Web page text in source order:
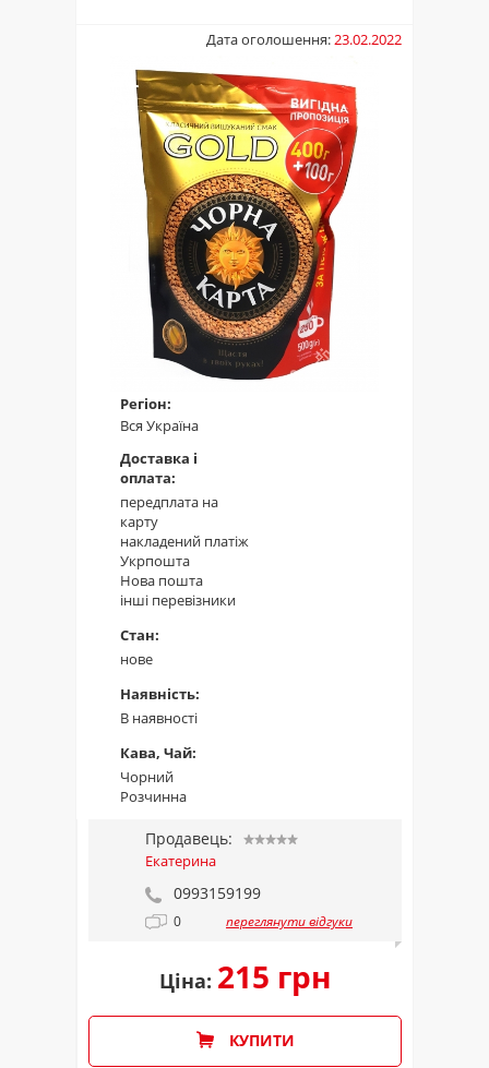
Дата оголошення:23.02.2022
Регіон:
Вся Україна
Доставка і
оплата:
передплата на
карту
накладений платіж
Укрпошта
Нова пошта
інші перевізники
Стан:
нове
Наявність:
В наявності
Кава, Чай:
Чорний
Розчинна
Продавець:
Екатерина
0993159199
0 переглянути відгуки
Ціна: 215 грн
КУПИТИ